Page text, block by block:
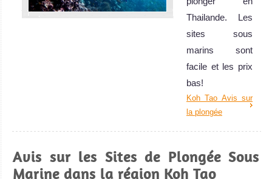
Thailande. Les
sites sous
marins sont
facile et les prix
bas!
Koh Tao Avis sur
la plongée
Avis sur les Sites de Plongée Sous
Marine dans la région Koh Tao